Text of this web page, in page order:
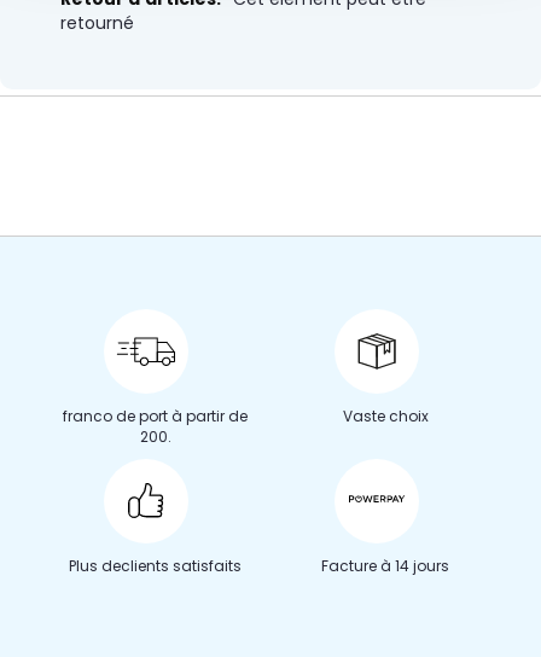
retourné
franco de port à partir de
200.
Vaste choix
Plus declients satisfaits Facture à 14 jours